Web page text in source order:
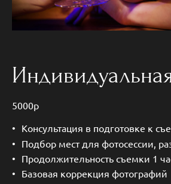
5000р
Консультация в подготовке к
Подбор мест для фотосессии,
Продолжительность съемки 1
Базовая коррекция фотографий